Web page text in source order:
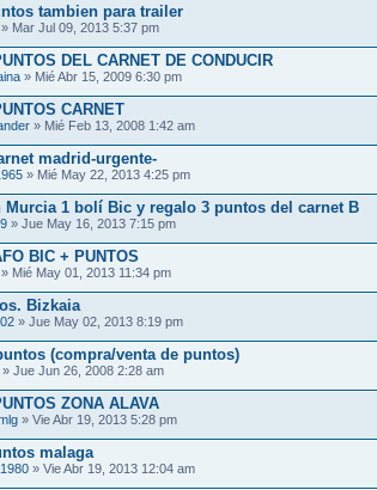
tambien para trailer
» Mar Jul 09, 2013 5:37 pm
DEL CARNET DE CONDUCIR
» Mié Abr 15, 2009 6:30 pm
CARNET
» Mié Feb 13, 2008 1:42 am
madrid-urgente-
» Mié May 22, 2013 4:25 pm
Murcia 1 bolí Bic y regalo 3 puntos del carnet B
» Jue May 16, 2013 7:15 pm
BIC + PUNTOS
» Mié May 01, 2013 11:34 pm
Bizkaia
» Jue May 02, 2013 8:19 pm
(compra/venta de puntos)
» Jue Jun 26, 2008 2:28 am
ZONA ALAVA
» Vie Abr 19, 2013 5:28 pm
malaga
» Vie Abr 19, 2013 12:04 am